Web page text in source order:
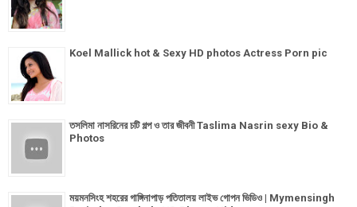
Koel Mallick hot & Sexy HD photos Actress Porn pic
তসলিমা নাসরিনের চটি গল্প ও তার জীবনী Taslima Nasrin sexy Bio &
Photos
ময়মনসিংহ শহরের গাঙ্গিনাপাড় পতিতালয় লাইভ গোপন ভিডিও | Mymensingh